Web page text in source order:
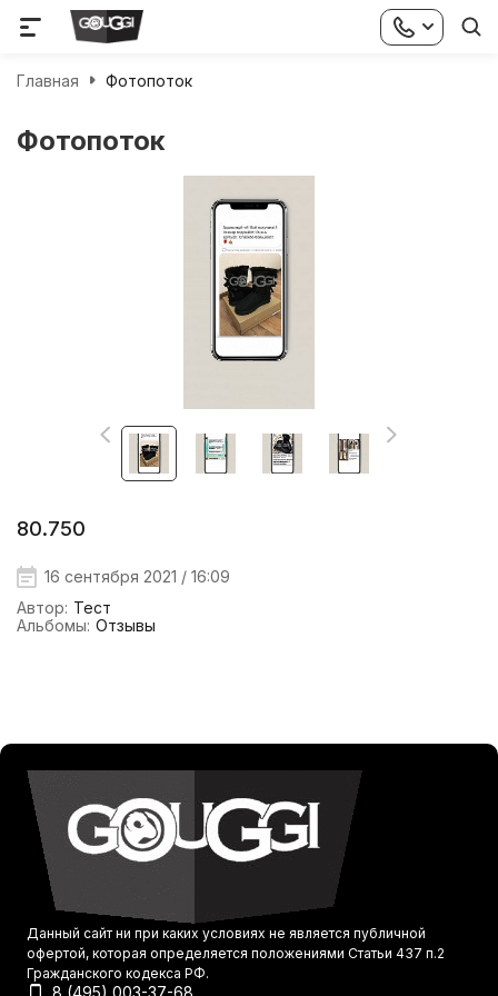
Главная Фотопоток
Фотопоток
80.750
16 сентября 2021 / 16:09
Автор: Тест
Альбомы: Отзывы
Данный сайт ни при каких условиях не является публичной
офертой, которая определяется положениями Статьи 437 п.2
Гражданского кодекса РФ.
8 (495) 003-37-68